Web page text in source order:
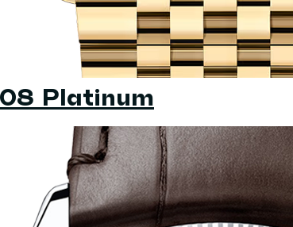
Platinum